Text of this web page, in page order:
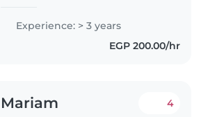
كمربية أطفال أنني شخص مسؤول، وجدير
بالثقة، وحنون . لدي شغف كبير بتطوير
Experience: > 3 years
EGP 200.00/hr
Mariam 4